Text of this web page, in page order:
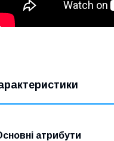
атрибути